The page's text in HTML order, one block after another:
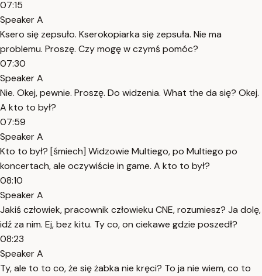
07:15
Speaker A
Ksero się zepsuło. Kserokopiarka się zepsuła. Nie ma
problemu. Proszę. Czy mogę w czymś pomóc?
07:30
Speaker A
Nie. Okej, pewnie. Proszę. Do widzenia. What the da się? Okej.
A kto to był?
07:59
Speaker A
Kto to był? [śmiech] Widzowie Multiego, po Multiego po
koncertach, ale oczywiście in game. A kto to był?
08:10
Speaker A
Jakiś człowiek, pracownik człowieku CNE, rozumiesz? Ja dolę,
idź za nim. Ej, bez kitu. Ty co, on ciekawe gdzie poszedł?
08:23
Speaker A
Ty, ale to to co, że się żabka nie kręci? To ja nie wiem, co to